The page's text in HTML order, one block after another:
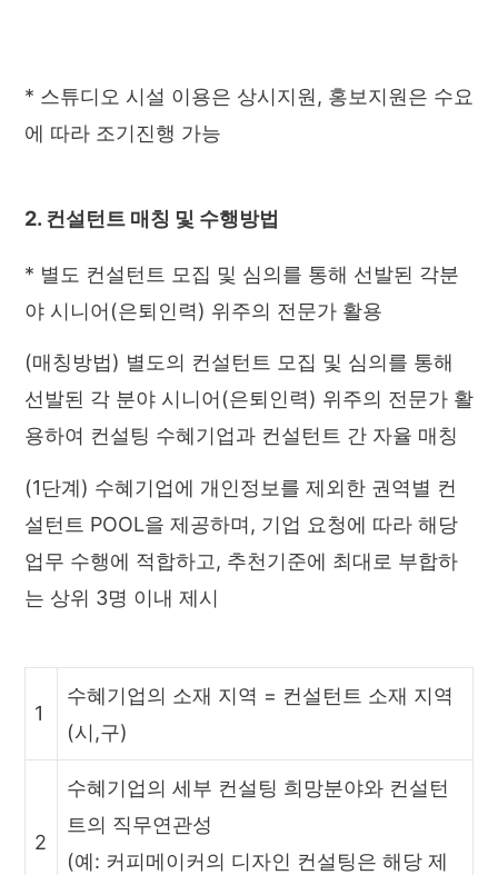
* 스튜디오 시설 이용은 상시지원, 홍보지원은 수요
에 따라 조기진행 가능
2. 컨설턴트 매칭 및 수행방법
* 별도 컨설턴트 모집 및 심의를 통해 선발된 각분
야 시니어(은퇴인력) 위주의 전문가 활용
(매칭방법) 별도의 컨설턴트 모집 및 심의를 통해
선발된 각 분야 시니어(은퇴인력) 위주의 전문가 활
용하여 컨설팅 수혜기업과 컨설턴트 간 자율 매칭
(1단계) 수혜기업에 개인정보를 제외한 권역별 컨
설턴트 POOL을 제공하며, 기업 요청에 따라 해당
업무 수행에 적합하고, 추천기준에 최대로 부합하
는 상위 3명 이내 제시
1
수혜기업의 소재 지역 = 컨설턴트 소재 지역
(시,구)
2
수혜기업의 세부 컨설팅 희망분야와 컨설턴
트의 직무연관성
(예: 커피메이커의 디자인 컨설팅은 해당 제